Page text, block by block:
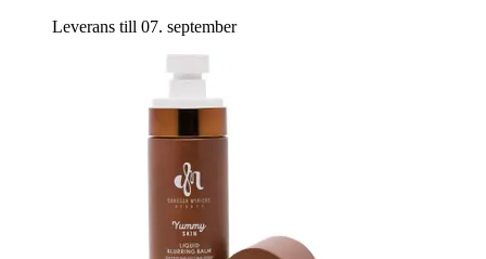
Leverans till 07. september